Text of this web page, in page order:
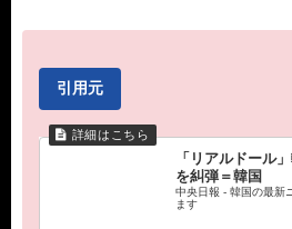
引用元
「リアルドール
を糾弾＝韓国
中央日報 - 韓国の最新
ます